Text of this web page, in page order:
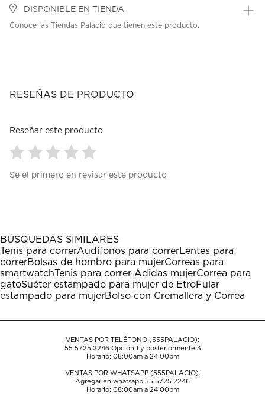
DISPONIBLE EN TIENDA
Conoce las Tiendas Palacio que tienen este producto.
RESEÑAS DE PRODUCTO
Reseñar este producto
para
1
estrella
Esta
acción
abrirá
el
formulario
envío.
para
estrellas.
Esta
acción
abrirá
el
formulario
envío.
para
estrellas.
Esta
acción
abrirá
el
formulario
envío.
para
estrellas.
Esta
acción
abrirá
el
formulario
envío.
para
estrellas.
Esta
acción
abrirá
el
formulario
envío.
Sé el primero en revisar este producto
BÚSQUEDAS SIMILARES
Tenis para correrAudífonos para correrLentes para
correrBolsas de hombro para mujerCorreas para
smartwatchTenis para correr Adidas mujerCorrea para
gatoSuéter estampado para mujer de EtroFular
estampado para mujerBolso con Cremallera y Correa
VENTAS POR TELÉFONO (555PALACIO):
55.5725.2246Opción 1 y posteriormente 3
Horario: 08:00am a 24:00pm
VENTAS POR WHATSAPP (555PALACIO):
Agregar en whatsapp 55.5725.2246
Horario: 08:00am a 24:00pm